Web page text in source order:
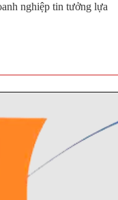
nghiệp tin tưởng lựa